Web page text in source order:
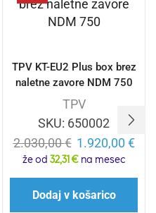
TPV KT-EU2 Plus box brez
naletne zavore NDM 750
TPV
SKU: 650002
2.030,00€ 1.920,00 €
že od 32,31 € na mesec
Dodaj v košarico